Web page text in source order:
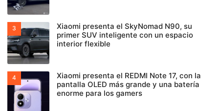
Xiaomi presenta el SkyNomad N90, su
primer SUV inteligente con un espacio
interior flexible
Xiaomi presenta el REDMI Note 17, con la
pantalla OLED más grande y una batería
enorme para los gamers